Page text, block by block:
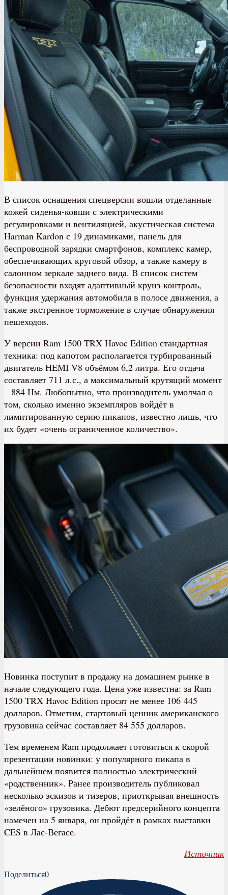
В список оснащения спецверсии вошли отделанные
кожей сиденья-ковши с электрическими
регулировками и вентиляцией, акустическая система
Harman Kardon с 19 динамиками, панель для
беспроводной зарядки смартфонов, комплекс камер,
обеспечивающих круговой обзор, а также камеру в
салонном зеркале заднего вида. В список систем
безопасности входят адаптивный круиз-контроль,
функция удержания автомобиля в полосе движения, а
также экстренное торможение в случае обнаружения
пешеходов.
У версии Ram 1500 TRX Havoc Edition стандартная
техника: под капотом располагается турбированный
двигатель HEMI V8 объёмом 6,2 литра. Его отдача
составляет 711 л.с., а максимальный крутящий момент
– 884 Нм. Любопытно, что производитель умолчал о
том, сколько именно экземпляров войдёт в
лимитированную серию пикапов, известно лишь, что
их будет «очень ограниченное количество».
Новинка поступит в продажу на домашнем рынке в
начале следующего года. Цена уже известна: за Ram
1500 TRX Havoc Edition просят не менее 106 445
долларов. Отметим, стартовый ценник американского
грузовика сейчас составляет 84 555 долларов.
Тем временем Ram продолжает готовиться к скорой
презентации новинки: у популярного пикапа в
дальнейшем появится полностью электрический
«родственник». Ранее производитель публиковал
несколько эскизов и тизеров, приоткрывая внешность
«зелёного» грузовика. Дебют предсерийного концепта
намечен на 5 января, он пройдёт в рамках выставки
CES в Лас-Вегасе.
Источник
Поделиться0